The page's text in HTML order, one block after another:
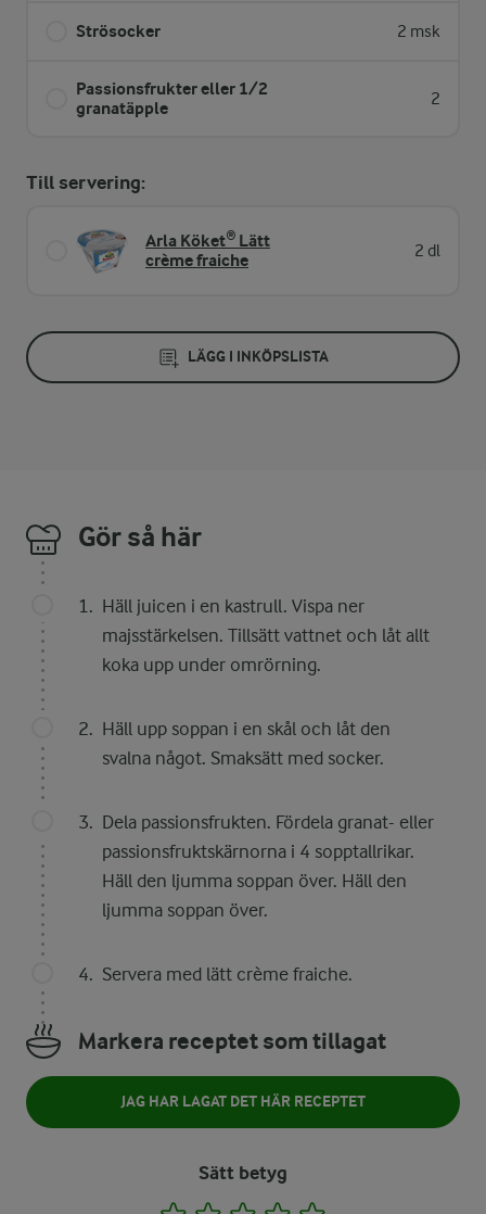
Strösocker 2 msk
Passionsfrukter eller 1/2
granatäpple
2
Till servering:
Arla Köket® Lätt
crème fraiche
2 dl
LÄGG I INKÖPSLISTA
Gör så här
Häll juicen i en kastrull. Vispa ner
majsstärkelsen. Tillsätt vattnet och låt allt
koka upp under omrörning.
Häll upp soppan i en skål och låt den
svalna något. Smaksätt med socker.
Dela passionsfrukten. Fördela granat- eller
passionsfruktskärnorna i 4 sopptallrikar.
Häll den ljumma soppan över. Häll den
ljumma soppan över.
Servera med lätt crème fraiche.
Markera receptet som tillagat
JAG HAR LAGAT DET HÄR RECEPTET
Sätt betyg